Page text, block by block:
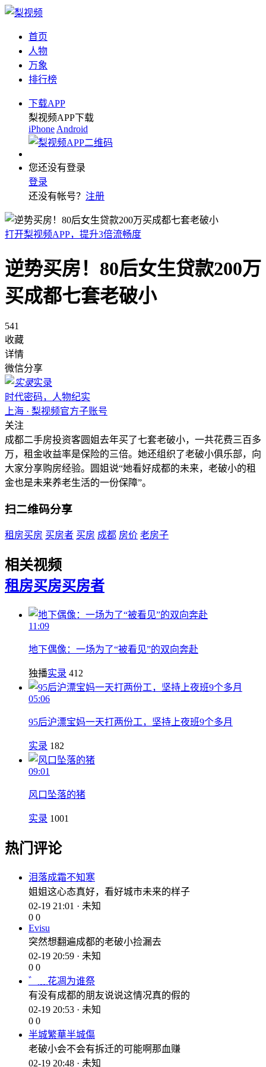
首页
人物
万象
排行榜
下载APP
梨视频APP下载
iPhone Android
您还没有登录
登录
还没有帐号？ 注册
打开梨视频APP，提升3倍流畅度
逆势买房！80后女生贷款200万
买成都七套老破小
541
收藏
详情
微信分享
实录
时代密码，人物纪实
上海 · 梨视频官方子账号
关注
成都二手房投资客圆姐去年买了七套老破小，一共花费三百多
万，租金收益率是保险的三倍。她还组织了老破小俱乐部，向
大家分享购房经验。圆姐说“她看好成都的未来，老破小的租
金也是未来养老生活的一份保障”。
扫二维码分享
租房买房 买房者 买房 成都 房价 老房子
相关视频
租房买房买房者
11:09
地下偶像：一场为了“被看见”的双向奔赴
独播实录 412
05:06
95后沪漂宝妈一天打两份工，坚持上夜班9个多月
实录 182
09:01
风口坠落的猪
实录 1001
热门评论
泪落成霜不知寒
姐姐这心态真好，看好城市未来的样子
02-19 21:01 · 未知
0 0
Evisu
突然想翻遍成都的老破小捡漏去
02-19 20:59 · 未知
0 0
゛﹏花凋为谁祭
有没有成都的朋友说说这情况真的假的
02-19 20:53 · 未知
0 0
半城繁華半城傷
老破小会不会有拆迁的可能啊那血赚
02-19 20:48 · 未知